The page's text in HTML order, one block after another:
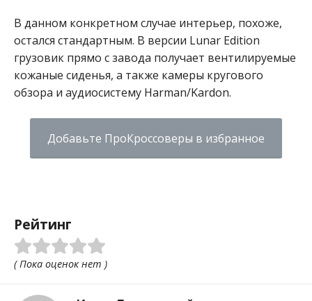
В данном конкретном случае интерьер, похоже,
остался стандартным. В версии Lunar Edition
грузовик прямо с завода получает вентилируемые
кожаные сиденья, а также камеры кругового
обзора и аудиосистему Harman/Kardon.
Добавьте ПроКроссоверы в избранное
Рейтинг
( Пока оценок нет )